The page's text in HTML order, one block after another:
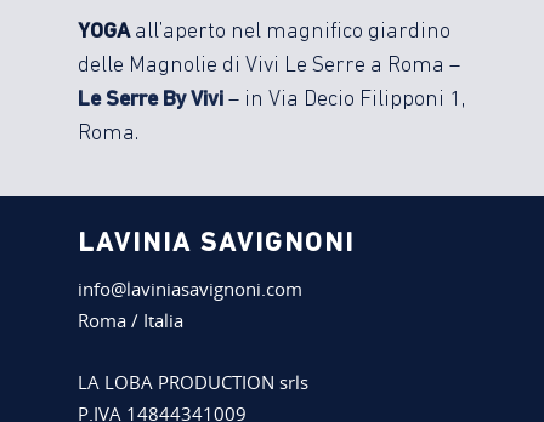
YOGAall’aperto nel magnifico giardino
delle Magnolie di Vivi Le Serre a Roma –
Le Serre By Vivi – in Via Decio Filipponi 1,
Roma.
LAVINIA SAVIGNONI
info@laviniasavignoni.com
Roma / Italia
LA LOBA PRODUCTION srls
P.IVA 14844341009